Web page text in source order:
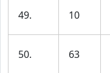
49. 10
50. 63